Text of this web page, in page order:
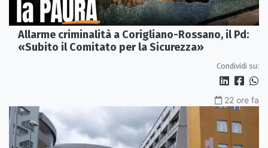
Allarme criminalità a Corigliano-Rossano, il Pd:
«Subito il Comitato per la Sicurezza»
Condividi su:
22 ore fa